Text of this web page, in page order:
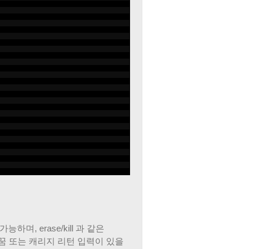
능하며, erase/kill 과 같은
또는 캐리지 리턴 입력이 있을